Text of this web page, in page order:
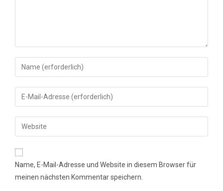
Gib
deinen
Namen
oder
zum
Kommentieren
ein
Gib
deine
E-
Mail-
zum
Kommentieren
ein
Gib
deine
Website-
Name, E-Mail-Adresse und Website in diesem Browser für
meinen nächsten Kommentar speichern.